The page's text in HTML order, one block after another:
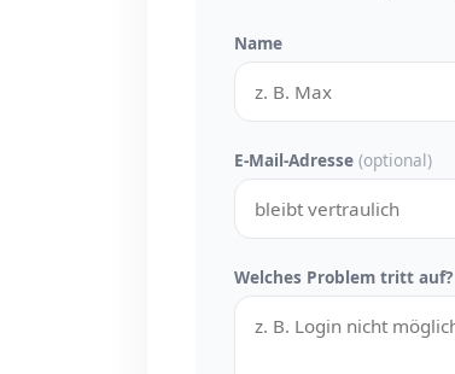
Name
E-Mail-Adresse (optional)
Welches Problem tritt auf?